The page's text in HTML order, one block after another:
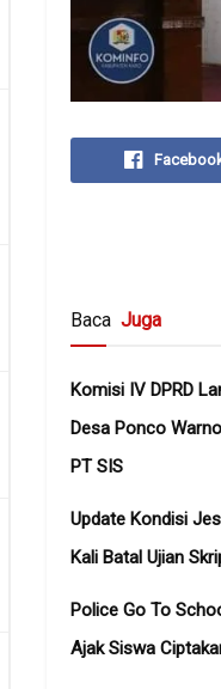
Baca Juga
Komisi IV DPRD
Desa Ponco
PT SIS
Update Kondisi
Kali Batal Ujian
Police Go To
Ajak Siswa